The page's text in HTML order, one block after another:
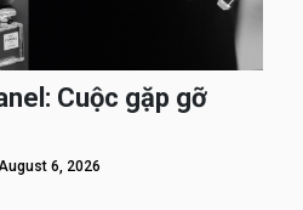
Cuộc gặp gỡ
6, 2026